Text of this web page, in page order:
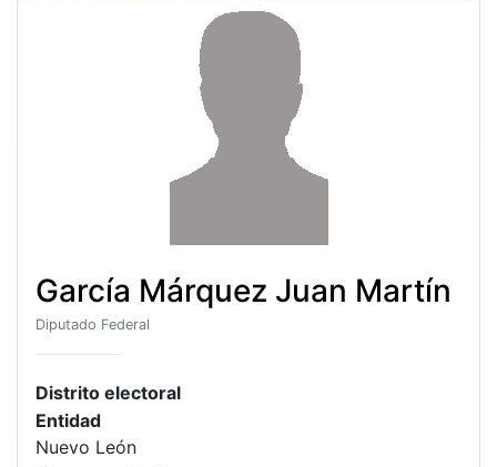
García Márquez Juan Martín
Diputado Federal
Distrito electoral
Entidad
Nuevo León